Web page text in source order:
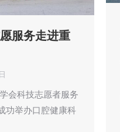
服务走进重
会科技志愿者服务
功举办口腔健康科